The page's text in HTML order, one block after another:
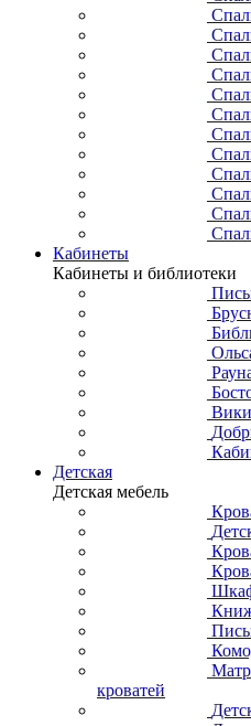
Кабинеты
Кабинеты и библиотеки
Детская
Детская мебель
кроватей